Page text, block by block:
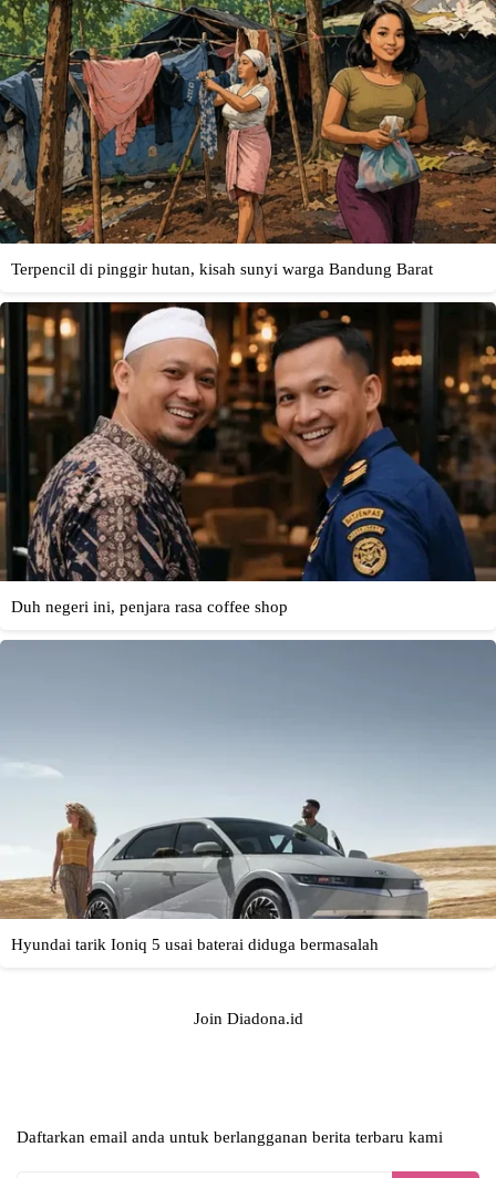
Join Diadona.id
Daftarkan email anda untuk berlangganan berita terbaru kami